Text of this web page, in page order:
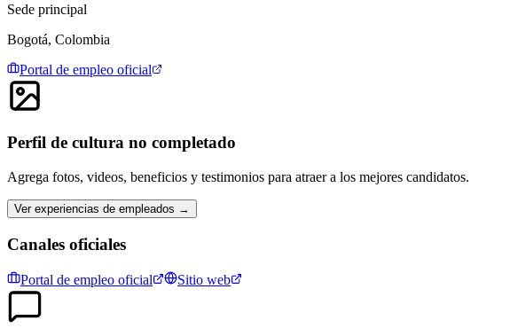
Sede principal
Bogotá, Colombia
Portal de empleo oficial
Perfil de cultura no completado
Agrega fotos, videos, beneficios y testimonios para atraer a los mejores candidatos.
Ver experiencias de empleados →
Canales oficiales
Portal de empleo oficial Sitio web